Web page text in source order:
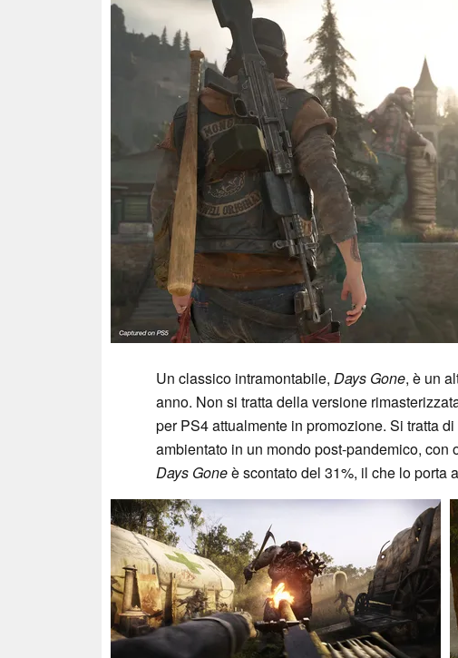
Un classico intramontabile, Days Gone, è un
anno. Non si tratta della versione
per PS4 attualmente in promozione. Si tratta
ambientato in un mondo post-pandemico, con
Days Goneè scontato del 31%, il che lo porta